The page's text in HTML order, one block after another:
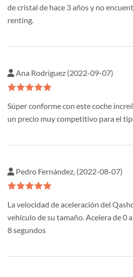
de cristal de hace 3 años y no
renting.
Ana Rodríguez (2022-09-07)
Súper conforme con este coche
un precio muy competitivo para el
Pedro Fernández, (2022-08-07)
La velocidad de aceleración del
vehículo de su tamaño. Acelera de 0
8 segundos